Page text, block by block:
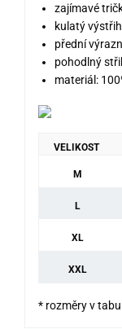
zajímavé
kulatý výstřih
přední
pohodlný
materiál:
VELIKOST
M
L
XL
XXL
* rozměry v